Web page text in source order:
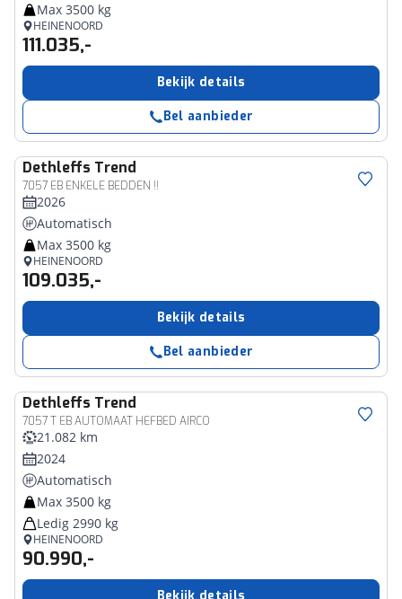
Max 3500 kg
HEINENOORD
111.035,-
Bekijk details
Bel aanbieder
Dethleffs Trend
7057 EB ENKELE BEDDEN !!
2026
Automatisch
Max 3500 kg
HEINENOORD
109.035,-
Bekijk details
Bel aanbieder
Dethleffs Trend
7057 T EB AUTOMAAT HEFBED AIRCO
21.082 km
2024
Automatisch
Max 3500 kg
Ledig 2990 kg
HEINENOORD
90.990,-